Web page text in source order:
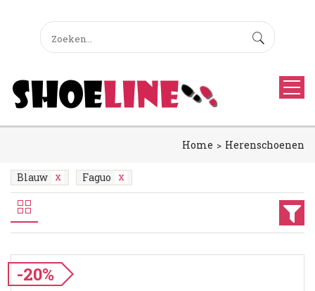
Home Herenschoenen
Blauw Faguo
-20%